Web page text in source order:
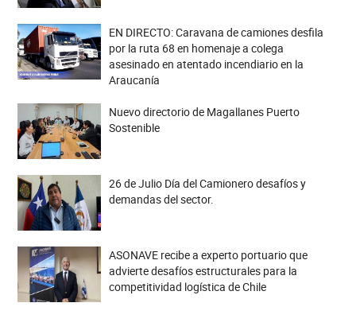
EN DIRECTO: Caravana de camiones desfila
por la ruta 68 en homenaje a colega
asesinado en atentado incendiario en la
Araucanía
Nuevo directorio de Magallanes Puerto
Sostenible
26 de Julio Día del Camionero desafíos y
demandas del sector.
ASONAVE recibe a experto portuario que
advierte desafíos estructurales para la
competitividad logística de Chile